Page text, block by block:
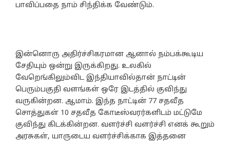
பாவிப்பதை நாம் சிந்திக்க வேண்டும்.
இன்னொரு அதிர்ச்சிகரமான ஆனால் நம்பக்கூடிய
சேதியும் ஒன்று இருக்கிறது. உலகில்
வேறெங்கிலும்விட இந்தியாவில்தான் நாட்டின்
பெரும்பகுதி வளங்கள் ஒரே இடத்தில் குவிந்து
வருகின்றன. ஆமாம். இந்த நாட்டின் 77 சதவீத
சொத்துகள் 10 சதவீத கோடீஸ்வரர்களிடம் மட்டுமே
குவிந்து கிடக்கின்றன. வளர்ச்சி வளர்ச்சி எனக் கூறும்
அரசுகள், யாருடைய வளர்ச்சிக்காக இத்தனை